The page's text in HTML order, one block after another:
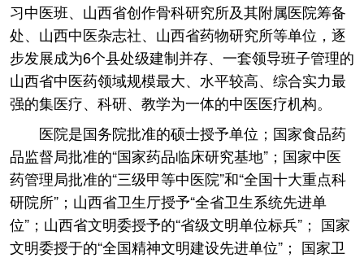
习中医班、山西省创作骨科研究所及其附属医院筹备
处、山西中医杂志社、山西省药物研究所等单位，逐
步发展成为6个县处级建制并存、一套领导班子管理的
山西省中医药领域规模最大、水平较高、综合实力最
强的集医疗、科研、教学为一体的中医医疗机构。
医院是国务院批准的硕士授予单位；国家食品药
品监督局批准的“国家药品临床研究基地”；国家中医
药管理局批准的“三级甲等中医院”和“全国十大重点科
研院所”；山西省卫生厅授予“全省卫生系统先进单
位”；山西省文明委授予的“省级文明单位标兵”； 国家
文明委授于的“全国精神文明建设先进单位”； 国家卫